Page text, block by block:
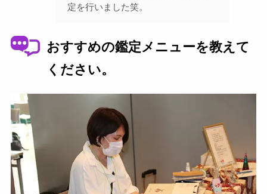
定を行いました笑。
おすすめの鑑定メニューを教えて
ください。